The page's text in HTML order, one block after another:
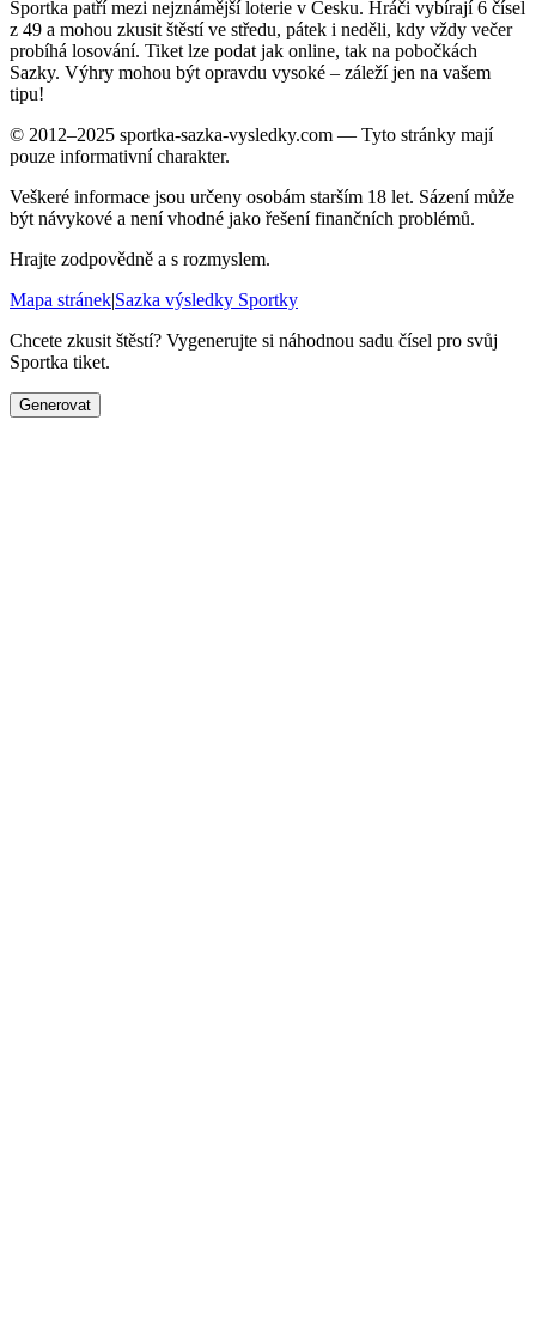
Sportka patří mezi nejznámější loterie v Česku. Hráči vybírají 6 čísel
z 49 a mohou zkusit štěstí ve středu, pátek i neděli, kdy vždy večer
probíhá losování. Tiket lze podat jak online, tak na pobočkách
Sazky. Výhry mohou být opravdu vysoké – záleží jen na vašem
tipu!
© 2012–2025 sportka-sazka-vysledky.com — Tyto stránky mají
pouze informativní charakter.
Veškeré informace jsou určeny osobám starším 18 let. Sázení může
být návykové a není vhodné jako řešení finančních problémů.
Hrajte zodpovědně a s rozmyslem.
Mapa stránek|Sazka výsledky Sportky
Chcete zkusit štěstí? Vygenerujte si náhodnou sadu čísel pro svůj
Sportka tiket.
Generovat